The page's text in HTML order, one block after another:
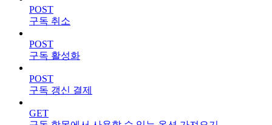
POST
구독 취소
POST
구독 활성화
POST
구독 갱신 결제
GET